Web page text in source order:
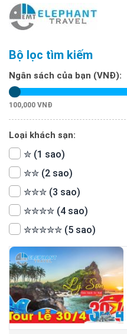
Bộ lọc tìm kiếm
Ngân sách của bạn (VNĐ):
100,000 VNĐ
Loại khách sạn:
✮ (1 sao)
✮✮ (2 sao)
✮✮✮ (3 sao)
✮✮✮✮ (4 sao)
✮✮✮✮✮ (5 sao)